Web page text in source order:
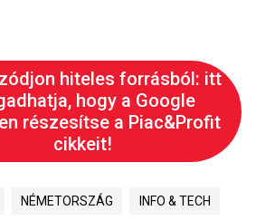
hiteles forrásból: itt
hogy a Google
részesítse a Piac&Profit
cikkeit!
NÉMETORSZÁG INFO & TECH